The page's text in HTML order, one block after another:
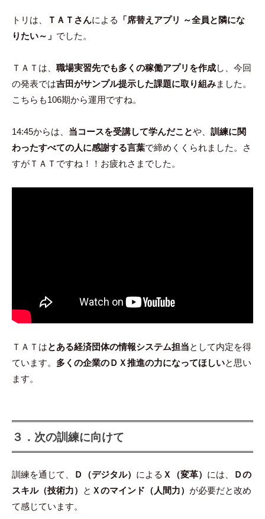
トリは、 ＴＡＴさんによる
「席替えアプリ ～全員と隣にな
りたい～」 でした。
ＴＡＴは、 職場実習先でも多くの稼働アプリを作成し、今回
の発表では吉田がサンプル提示した課題に取り組みました。
こちらも106期から運用ですね。
14:45からは、 当コースを受講して学んだことや、 訓練に関
わったすべての人に感謝する言葉で締めくくられました。さ
すがＴＡＴですね！！お疲れさまでした。
ＴＡＴはとある経済団体の情報システム担当として内定を得
ています。 多くの企業のＤＸ推進の力になってほしいと思い
ます。
３．次の訓練に向けて
訓練を通じて、 Ｄ（デジタル） による Ｘ（変革） には、
Ｄの
スキル（技術力）
と Ｘのマインド（人間力） が必要だと改め
て感じています。